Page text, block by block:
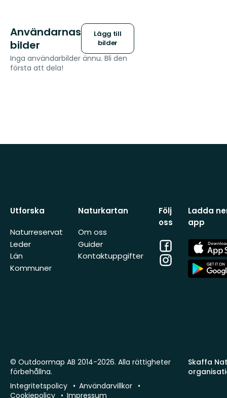
Användarnas
bilder
Lägg till
bilder
Inga användarbilder ännu. Bli den
första att dela!
Utforska
Naturreservat
Leder
Län
Kommuner
Naturkartan
Om oss
Guider
Kontaktuppgifter
Följ
oss
Facebook
Instagram
Ladda
app
App
Store
App
Store
Skaffa
© Outdoormap AB 2014-2026. Alla rättigheter
förbehållna.
Integritetspolicy
Användarvillkor
Cookiepolicy
Impressum